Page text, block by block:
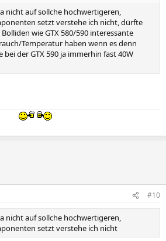
nicht auf sollche hochwertigeren,
setzt verstehe ich nicht, dürfte
wie GTX 580/590 interessante
Temperatur haben wenn es denn
der GTX 590 ja immerhin fast 40W
#10
nicht auf sollche hochwertigeren,
setzt verstehe ich nicht